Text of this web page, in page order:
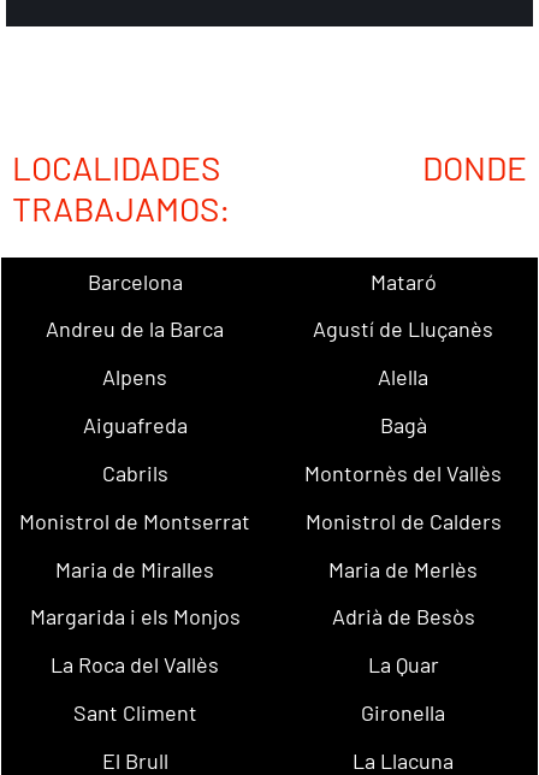
LOCALIDADES DONDE
TRABAJAMOS:
Barcelona
Mataró
Andreu de la Barca
Agustí de Lluçanès
Alpens
Alella
Aiguafreda
Bagà
Cabrils
Montornès del Vallès
Monistrol de Montserrat
Monistrol de Calders
Maria de Miralles
Maria de Merlès
Margarida i els Monjos
Adrià de Besòs
La Roca del Vallès
La Quar
Sant Climent
Gironella
El Brull
La Llacuna